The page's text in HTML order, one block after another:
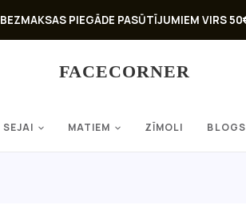
BEZMAKSAS PIEGĀDE PASŪTĪJUMIEM VIRS
FACECORNER
SEJAI MATIEM ZĪMOLI BLOGS